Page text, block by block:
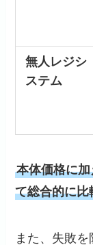
無人レジシ
ステム
本体価格に
て総合的に
また、失敗